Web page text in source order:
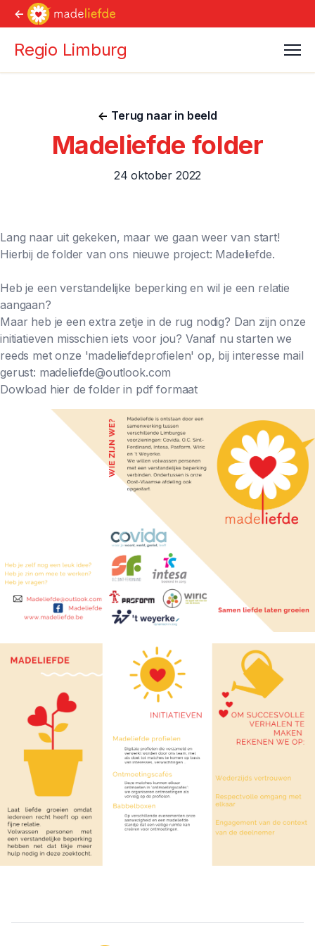
<-
Regio Limburg
<- Terug naar in beeld
Madeliefde folder
24 oktober 2022
Lang naar uit gekeken, maar we gaan weer van start!
Hierbij de folder van ons nieuwe project: Madeliefde.
Heb je een verstandelijke beperking en wil je een relatie
aangaan?
Maar heb je een extra zetje in de rug nodig? Dan zijn onze
initiatieven misschien iets voor jou? Vanaf nu starten we
reeds met onze 'madeliefdeprofielen' op, bij interesse mail
gerust: madeliefde@outlook.com
Dowload hier de folder in pdf formaat